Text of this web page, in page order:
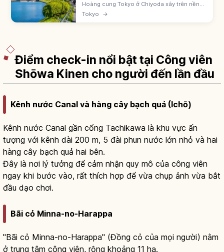
Hoàng cung Tokyo ở Chiyoda xây trên nền
thành Edo. Nơi ở Thiên hoàng từ 1869 (Minh
Trị 2). Vườn Đông ~21ha mở miễn phí từ
Tokyo →
Điểm check-in nổi bật tại Công viên
Shōwa Kinen cho người đến lần đầu
Kênh nước Canal và hàng cây bạch quả (Ichō)
Kênh nước Canal gần cổng Tachikawa là khu vực ấn
tượng với kênh dài 200 m, 5 đài phun nước lớn nhỏ và hai
hàng cây bạch quả hai bên.
Đây là nơi lý tưởng để cảm nhận quy mô của công viên
ngay khi bước vào, rất thích hợp để vừa chụp ảnh vừa bắt
đầu dạo chơi.
Bãi cỏ Minna-no-Harappa
"Bãi cỏ Minna-no-Harappa" (Đồng cỏ của mọi người) nằm
ở trung tâm công viên, rộng khoảng 11 ha.